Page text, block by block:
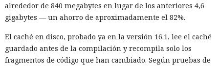
alrededor de 840 megabytes en lugar de los anteriores 4,6
gigabytes — un ahorro de aproximadamente el 82%.
El caché en disco, probado ya en la versión 16.1, lee el caché
guardado antes de la compilación y recompila solo los
fragmentos de código que han cambiado. Según pruebas de